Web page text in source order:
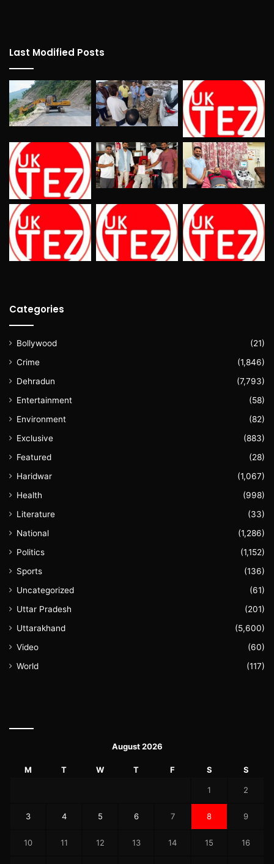
Last Modified Posts
Categories
Bollywood
(21)
Crime
(1,846)
Dehradun
(7,793)
Entertainment
(58)
Environment
(82)
Exclusive
(883)
Featured
(28)
Haridwar
(1,067)
Health
(998)
Literature
(33)
National
(1,286)
Politics
(1,152)
Sports
(136)
Uncategorized
(61)
Uttar Pradesh
(201)
Uttarakhand
(5,600)
Video
(60)
World
(117)
August 2026
M T W T F S S
1 2
3 4 5 6 7 8 9
10 11 12 13 14 15 16